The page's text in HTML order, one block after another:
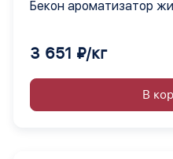
Бекон ароматизатор
3 651 ₽/кг
В